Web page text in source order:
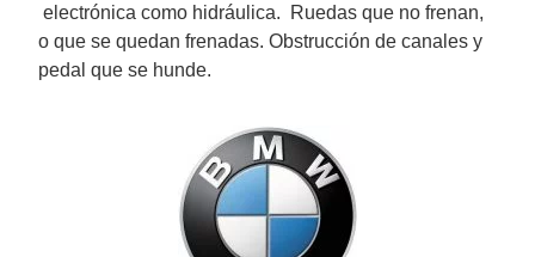
electrónica como hidráulica. Ruedas que no frenan,
o que se quedan frenadas. Obstrucción de canales y
pedal que se hunde.